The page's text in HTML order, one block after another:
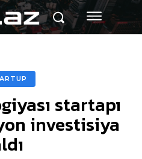
startapı
investisiya